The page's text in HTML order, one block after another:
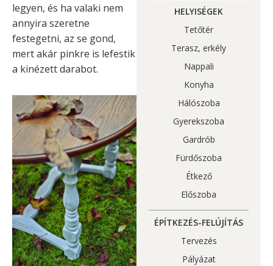
legyen, és ha valaki nem
annyira szeretne
festegetni, az se gond,
mert akár pinkre is lefestik
a kinézett darabot.
HELYISÉGEK
Tetőtér
Terasz, erkély
Nappali
Konyha
Hálószoba
Gyerekszoba
Gardrób
Fürdőszoba
Étkező
Előszoba
ÉPÍTKEZÉS-FELÚJÍTÁS
Tervezés
Pályázat